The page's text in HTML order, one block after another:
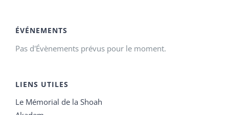
ÉVÉNEMENTS
Pas d'Évènements prévus pour le moment.
LIENS UTILES
Le Mémorial de la Shoah